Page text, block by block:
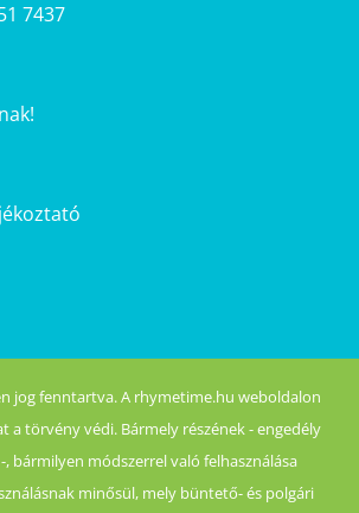
7437
jog fenntartva. A rhymetime.hu weboldalon
a törvény védi. Bármely részének - engedély
bármilyen módszerrel való felhasználása
minősül, mely büntető- és polgári